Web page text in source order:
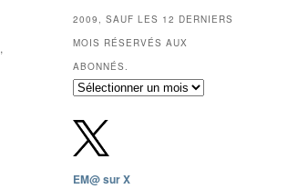
,
2009, SAUF LES 12 DERNIERS
MOIS RÉSERVÉS AUX
ABONNÉS.
Archives
depuis
2009,
sauf
les
EM@ sur X